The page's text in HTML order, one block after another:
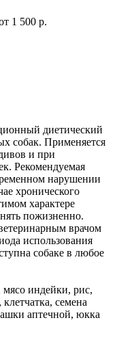
1 500 р.
диетический
собак. Применяется
и при
Рекомендуемая
нарушении
хронического
характере
пожизненно.
врачом
использования
собаке в любое
индейки, рис,
семена
аптечной, юкка